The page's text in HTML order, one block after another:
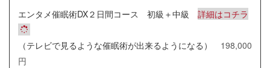
エンタメ催眠術DX２日間コース 初級＋中級 詳細はコチラ
（テレビで見るような催眠術が出来るようになる） 198,000
円